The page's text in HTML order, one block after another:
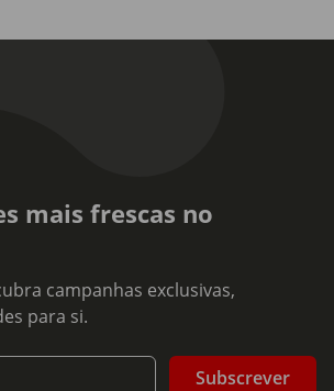
mais frescas no
campanhas exclusivas,
para si.
Subscrever